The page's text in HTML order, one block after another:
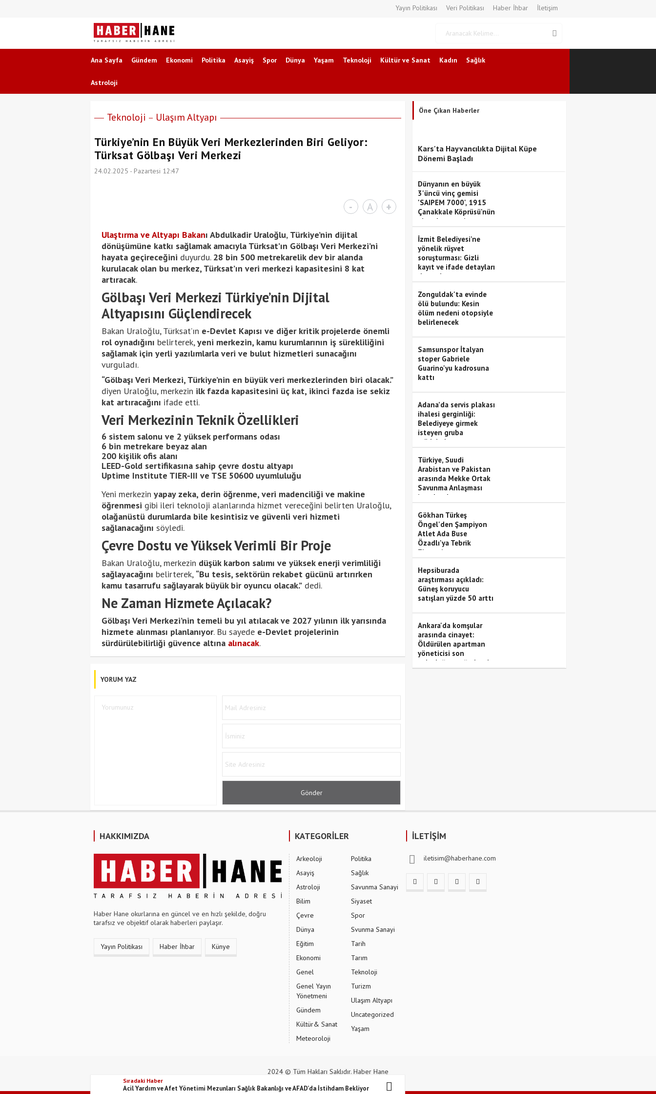
Yayın Politikası Veri Politikası Haber İhbar İletişim
Ana Sayfa Gündem Ekonomi Politika Asayiş Spor Dünya Yaşam Teknoloji Kültür ve Sanat Kadın Sağlık
Astroloji
Teknoloji Ulaşım Altyapı
Türkiye’nin En Büyük Veri Merkezlerinden Biri Geliyor:
Türksat Gölbaşı Veri Merkezi
24.02.2025 - Pazartesi 12:47
- A +
Ulaştırma ve Altyapı Bakanı Abdulkadir Uraloğlu, Türkiye’nin dijital
dönüşümüne katkı sağlamak amacıyla Türksat’ın Gölbaşı Veri Merkezi’ni
hayata geçireceğini duyurdu. 28 bin 500 metrekarelik dev bir alanda
kurulacak olan bu merkez, Türksat’ın veri merkezi kapasitesini 8 kat
artıracak.
Gölbaşı Veri Merkezi Türkiye’nin Dijital
Altyapısını Güçlendirecek
Bakan Uraloğlu, Türksat’ın e-Devlet Kapısı ve diğer kritik projelerde önemli
rol oynadığını belirterek,yeni merkezin, kamu kurumlarının iş sürekliliğini
sağlamak için yerli yazılımlarla veri ve bulut hizmetleri sunacağını
vurguladı.
“Gölbaşı Veri Merkezi, Türkiye’nin en büyük veri merkezlerinden biri olacak.”
diyen Uraloğlu, merkezin ilk fazda kapasitesini üç kat, ikinci fazda ise sekiz
kat artıracağını ifade etti.
Veri Merkezinin Teknik Özellikleri
6 sistem salonu ve 2 yüksek performans odası
6 bin metrekare beyaz alan
200 kişilik ofis alanı
LEED-Gold sertifikasına sahip çevre dostu altyapı
Uptime Institute TIER-III ve TSE 50600 uyumluluğu
Yeni merkezin yapay zeka, derin öğrenme, veri madenciliği ve makine
öğrenmesi gibi ileri teknoloji alanlarında hizmet vereceğini belirten Uraloğlu,
olağanüstü durumlarda bile kesintisiz ve güvenli veri hizmeti
sağlanacağını söyledi.
Çevre Dostu ve Yüksek Verimli Bir Proje
Bakan Uraloğlu, merkezin düşük karbon salımı ve yüksek enerji verimliliği
sağlayacağını belirterek, “Bu tesis, sektörün rekabet gücünü artırırken
kamu tasarrufu sağlayarak büyük bir oyuncu olacak.”dedi.
Ne Zaman Hizmete Açılacak?
Gölbaşı Veri Merkezi’nin temeli bu yıl atılacak ve 2027 yılının ilk yarısında
hizmete alınması planlanıyor. Bu sayede e-Devlet projelerinin
sürdürülebilirliği güvence altına alınacak.
YORUM YAZ
Sıradaki Haber
Acil Yardım ve Afet Yönetimi Mezunları Sağlık Bakanlığı ve AFAD’da İstihdam Bekliyor
Öne Çıkan Haberler
Kars'ta Hayvancılıkta Dijital Küpe
Dönemi Başladı
Dünyanın en büyük
3'üncü vinç gemisi
'SAIPEM 7000', 1915
Çanakkale Köprüsü'nün
altından geçti
İzmit Belediyesi'ne
yönelik rüşvet
soruşturması: Gizli
kayıt ve ifade detayları
dosyada
Zonguldak'ta evinde
ölü bulundu: Kesin
ölüm nedeni otopsiyle
belirlenecek
Samsunspor İtalyan
stoper Gabriele
Guarino'yu kadrosuna
kattı
Adana’da servis plakası
ihalesi gerginliği:
Belediyeye girmek
isteyen gruba
müdahale
Türkiye, Suudi
Arabistan ve Pakistan
arasında Mekke Ortak
Savunma Anlaşması
imzalandı
Gökhan Türkeş
Öngel'den Şampiyon
Atlet Ada Buse
Özadlı'ya Tebrik
Ziyareti
Hepsiburada
araştırması açıkladı:
Güneş koruyucu
satışları yüzde 50 arttı
Ankara'da komşular
arasında cinayet:
Öldürülen apartman
yöneticisi son
yolculuğuna uğurlandı
HAKKIMIZDA
Haber Hane okurlarına en güncel ve en hızlı şekilde, doğru
tarafsız ve objektif olarak haberleri paylaşır.
Yayın Politikası Haber İhbar Künye
KATEGORİLER
Arkeoloji
Asayiş
Astroloji
Bilim
Çevre
Dünya
Eğitim
Ekonomi
Genel
Genel Yayın
Yönetmeni
Gündem
Kültür& Sanat
Meteoroloji
Politika
Sağlık
Savunma Sanayi
Siyaset
Spor
Svunma Sanayi
Tarih
Tarım
Teknoloji
Turizm
Ulaşım Altyapı
Uncategorized
Yaşam
İLETİŞİM
iletisim@haberhane.com
2024 © Tüm Hakları Saklıdır. Haber Hane